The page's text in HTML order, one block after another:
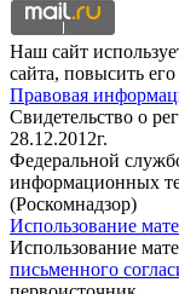
Наш сайт
сайта, повысить
Правовая
Свидетельство о
28.12.2012г.
Федеральной
информационных
(Роскомнадзор)
Использование
Использование
письменного